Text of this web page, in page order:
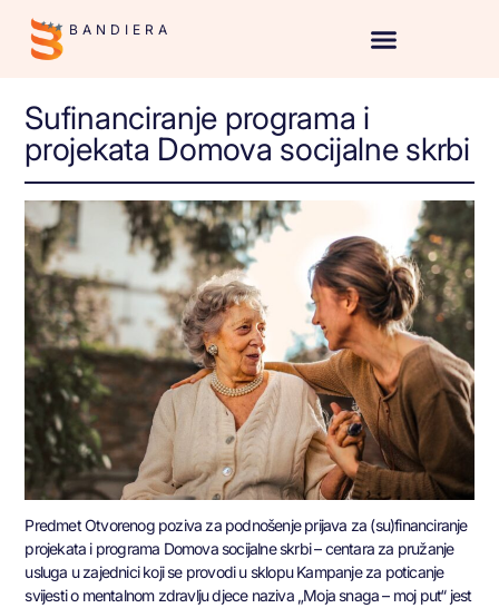
BANDIERA
Sufinanciranje programa i
projekata Domova socijalne skrbi
Predmet Otvorenog poziva za podnošenje prijava za (su)financiranje
projekata i programa Domova socijalne skrbi – centara za pružanje
usluga u zajednici koji se provodi u sklopu Kampanje za poticanje
svijesti o mentalnom zdravlju djece naziva „Moja snaga – moj put“ jest